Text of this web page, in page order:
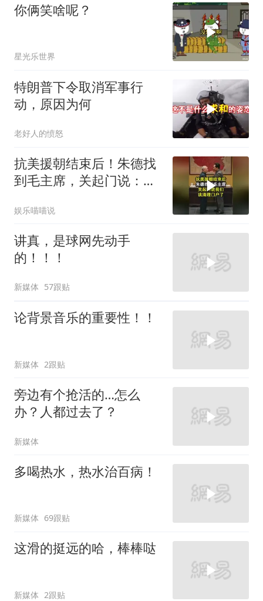
你俩笑啥呢？
星光乐世界
特朗普下令取消军事行
动，原因为何
老好人的愤怒
抗美援朝结束后！朱德找
到毛主席，关起门说：我
娱乐喵喵说
讲真，是球网先动手
的！！！
新媒体 57跟贴
论背景音乐的重要性！！
新媒体 2跟贴
旁边有个抢活的…怎么
办？人都过去了？
新媒体
多喝热水，热水治百病！
新媒体 69跟贴
这滑的挺远的哈，棒棒哒
新媒体 2跟贴